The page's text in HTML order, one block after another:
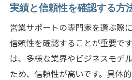
実績と信頼性を確認する方
営業サポートの専門家を選ぶ際
信頼性を確認することが重要で
は、多様な業界やビジネスモデ
ため、信頼性が高いです。具体